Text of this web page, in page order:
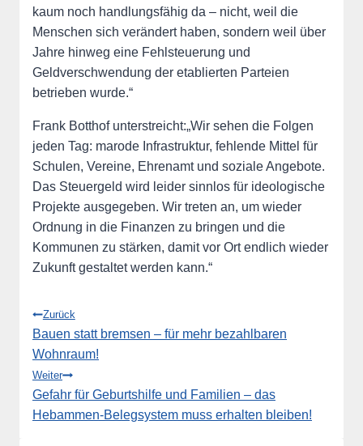
kaum noch handlungsfähig da – nicht, weil die
Menschen sich verändert haben, sondern weil über
Jahre hinweg eine Fehlsteuerung und
Geldverschwendung der etablierten Parteien
betrieben wurde.“
Frank Botthof unterstreicht:„Wir sehen die Folgen
jeden Tag: marode Infrastruktur, fehlende Mittel für
Schulen, Vereine, Ehrenamt und soziale Angebote.
Das Steuergeld wird leider sinnlos für ideologische
Projekte ausgegeben. Wir treten an, um wieder
Ordnung in die Finanzen zu bringen und die
Kommunen zu stärken, damit vor Ort endlich wieder
Zukunft gestaltet werden kann.“
Beitragsnavigation
Zurück
Bauen statt bremsen – für mehr bezahlbaren
Wohnraum!
Weiter
Gefahr für Geburtshilfe und Familien – das
Hebammen-Belegsystem muss erhalten bleiben!